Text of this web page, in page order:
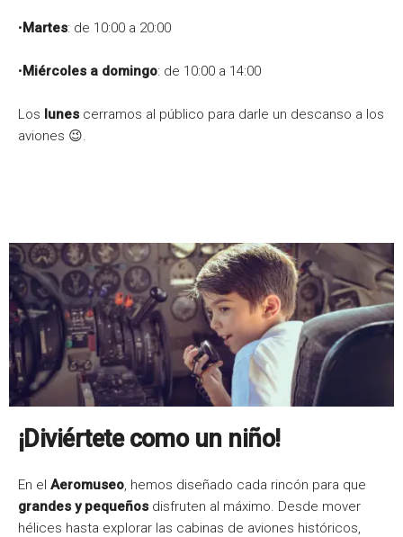
•Martes: de 10:00 a 20:00
•Miércoles a domingo: de 10:00 a 14:00
Los lunes cerramos al público para darle un descanso a los
aviones 😉.
¡Diviértete como un niño!
En el Aeromuseo, hemos diseñado cada rincón para que
grandes y pequeños disfruten al máximo. Desde mover
hélices hasta explorar las cabinas de aviones históricos,